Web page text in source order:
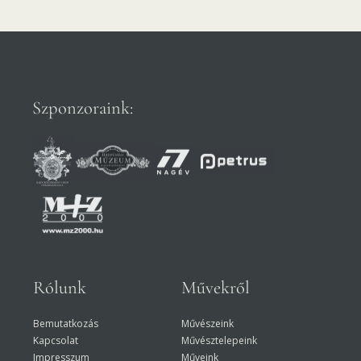
Szponzoraink:
Rólunk
Bemutatkozás
Kapcsolat
Impresszum
Művekről
Művészeink
Művésztelepeink
Műveink